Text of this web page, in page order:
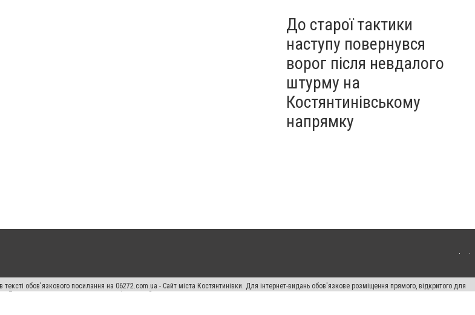
До старої тактики
наступу повернувся
ворог після невдалого
штурму на
Костянтинівському
напрямку
обов'язкового посилання на 06272.com.ua - Сайт міста Костянтинівки. Для інтернет-видань обов'язкове розміщення прямого, відкритого для
Порушення виняткових прав переслідується Законом.